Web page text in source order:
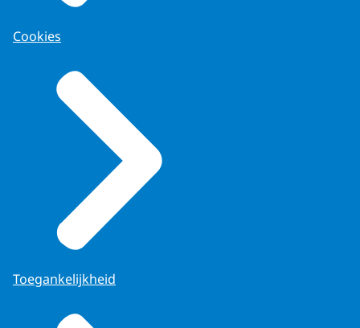
Cookies
Toegankelijkheid